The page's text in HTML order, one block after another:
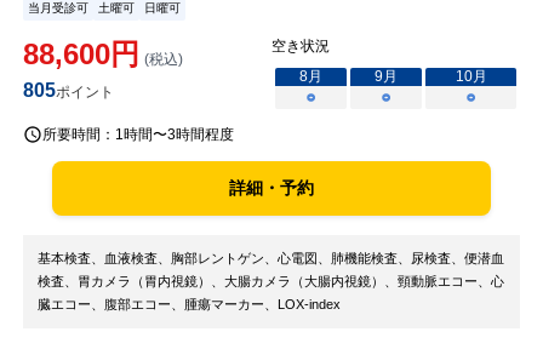
当月受診可 土曜可 日曜可
88,600円 (税込)
805ポイント
空き状況
8月 9月 10月
○
○ ○
所要時間： 1時間〜3時間程度
詳細・予約
基本検査、血液検査、胸部レントゲン、心電図、肺機能検査、尿検査、便潜血
検査、胃カメラ（胃内視鏡）、大腸カメラ（大腸内視鏡）、頸動脈エコー、心
臓エコー、腹部エコー、腫瘍マーカー、LOX-index